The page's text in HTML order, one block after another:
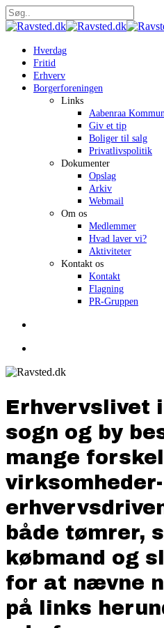
Skip
to
content
Close
search
Menu
Hverdag
Fritid
Erhverv
Borgerforeningen
Links
Aabenraa
Giv et tip
Boliger til salg
Privatlivspolitik
Dokumenter
Opslag
Arkiv
Webmail
Om os
Medlemmer
Hvad laver vi?
Aktiviteter
Kontakt os
Kontakt
Flagning
PR-Gruppen
Erhvervslivet i
sogn og by
mange
både tømrer,
købmand og
for at nævne
på links